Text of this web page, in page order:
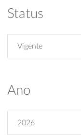
Status
Vigente
Ano
2026